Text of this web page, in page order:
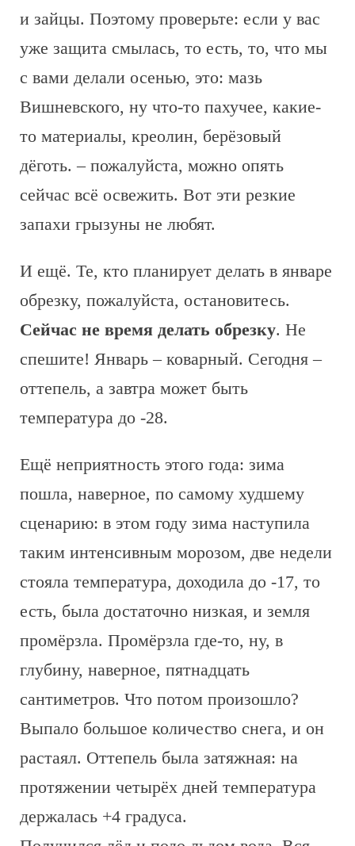
и зайцы. Поэтому проверьте: если у вас
уже защита смылась, то есть, то, что мы
с вами делали осенью, это: мазь
Вишневского, ну что-то пахучее, какие-
то материалы, креолин, берёзовый
дёготь. – пожалуйста, можно опять
сейчас всё освежить. Вот эти резкие
запахи грызуны не любят.
И ещё. Те, кто планирует делать в январе
обрезку, пожалуйста, остановитесь.
Сейчас не время делать обрезку. Не
спешите! Январь – коварный. Сегодня –
оттепель, а завтра может быть
температура до -28.
Ещё неприятность этого года: зима
пошла, наверное, по самому худшему
сценарию: в этом году зима наступила
таким интенсивным морозом, две недели
стояла температура, доходила до -17, то
есть, была достаточно низкая, и земля
промёрзла. Промёрзла где-то, ну, в
глубину, наверное, пятнадцать
сантиметров. Что потом произошло?
Выпало большое количество снега, и он
растаял. Оттепель была затяжная: на
протяжении четырёх дней температура
держалась +4 градуса.